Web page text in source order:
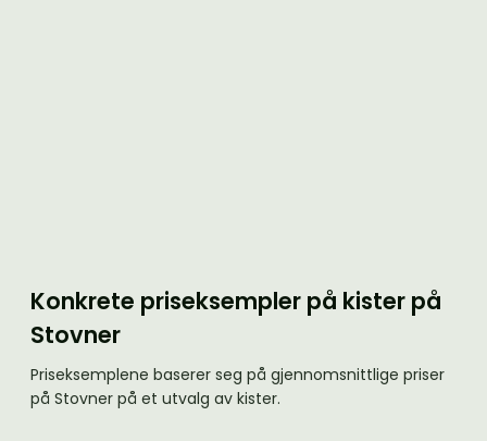
Konkrete priseksempler på kister på
Stovner
Priseksemplene baserer seg på gjennomsnittlige priser
på Stovner på et utvalg av kister.